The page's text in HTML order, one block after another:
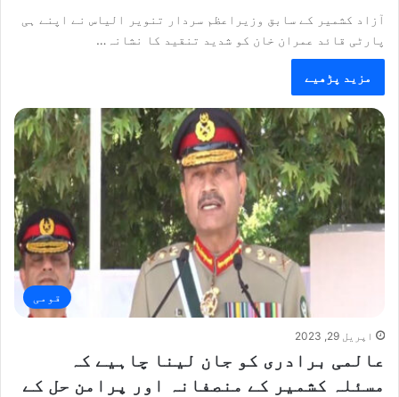
آزاد کشمیر کے سابق وزیراعظم سردار تنویر الیاس نے اپنے ہی
پارٹی قائد عمران خان کو شدید تنقید کا نشانہ…
مزید پڑھیے
قومی
اپریل 29, 2023
عالمی برادری کو جان لینا چاہیے کہ
مسئلہ کشمیر کے منصفانہ اور پرامن حل کے